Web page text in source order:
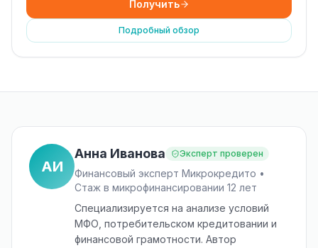
Получить
Подробный обзор
АИ
Анна Иванова Эксперт проверен
Финансовый эксперт Микрокредито •
Стаж в микрофинансировании 12 лет
Специализируется на анализе условий
МФО, потребительском кредитовании и
финансовой грамотности. Автор